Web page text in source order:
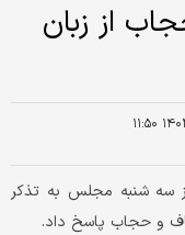
از زبان
۱۱:۵۰
سه شنبه مجلس به تذکر
و حجاب پاسخ داد.